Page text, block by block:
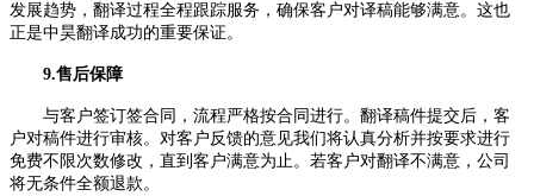
发展趋势，翻译过程全程跟踪服务，确保客户对译稿能够满意。这也
正是中昊翻译成功的重要保证。
9.售后保障
与客户签订签合同，流程严格按合同进行。翻译稿件提交后，客
户对稿件进行审核。对客户反馈的意见我们将认真分析并按要求进行
免费不限次数修改，直到客户满意为止。若客户对翻译不满意，公司
将无条件全额退款。